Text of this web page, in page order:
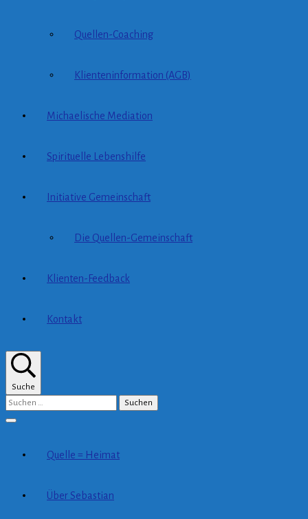
Quellen-Coaching
Klienteninformation (AGB)
Michaelische Mediation
Spirituelle Lebenshilfe
Initiative Gemeinschaft
Die Quellen-Gemeinschaft
Klienten-Feedback
Kontakt
Suche
Suchen
nach:
Quelle = Heimat
Über Sebastian